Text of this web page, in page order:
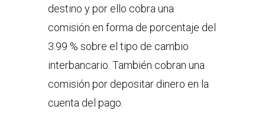
destino y por ello cobra una
comisión en forma de porcentaje del
3.99 % sobre el tipo de cambio
interbancario. También cobran una
comisión por depositar dinero en la
cuenta del pago.